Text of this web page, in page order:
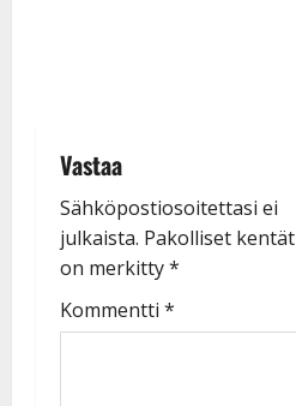
Vastaa
Sähköpostiosoitettasi ei
julkaista. Pakolliset kentät
on merkitty*
Kommentti *